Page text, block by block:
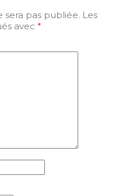
sera pas publiée. Les
avec *